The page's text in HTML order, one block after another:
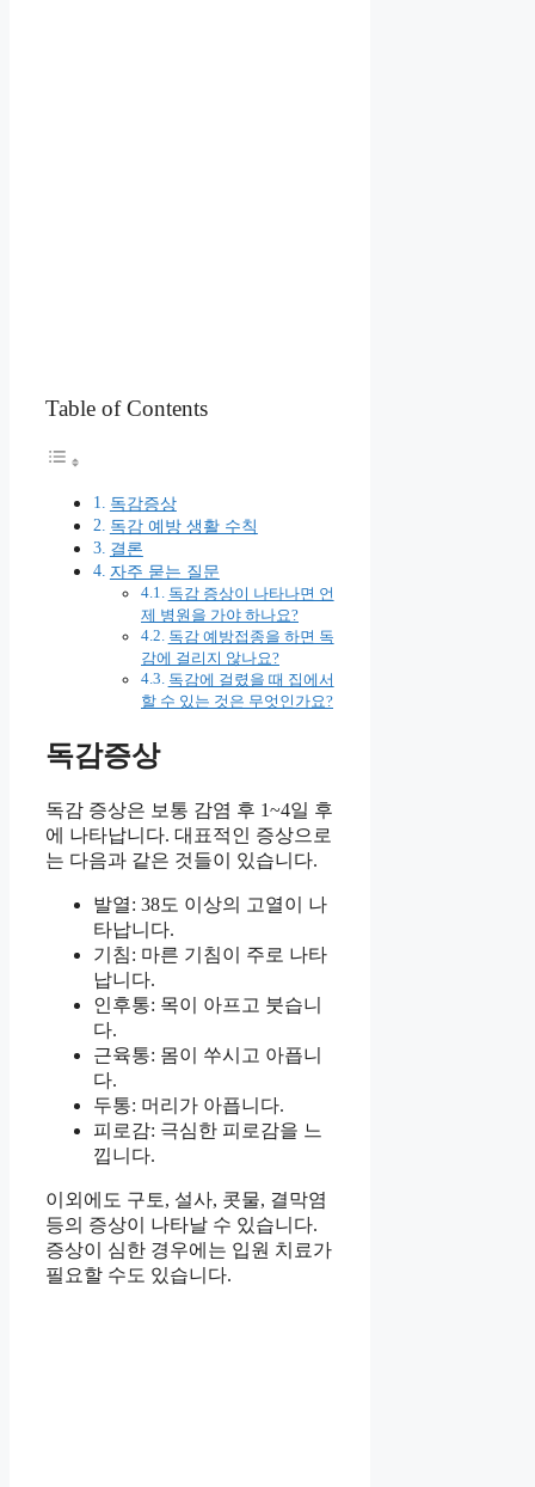
Table of Contents
독감증상
독감 예방 생활 수칙
결론
자주 묻는 질문
독감 증상이 나타나면 언
제 병원을 가야 하나요?
독감 예방접종을 하면 독
감에 걸리지 않나요?
독감에 걸렸을 때 집에서
할 수 있는 것은 무엇인가요?
독감증상
독감 증상은 보통 감염 후 1~4일 후
에 나타납니다. 대표적인 증상으로
는 다음과 같은 것들이 있습니다.
발열: 38도 이상의 고열이 나
타납니다.
기침: 마른 기침이 주로 나타
납니다.
인후통: 목이 아프고 붓습니
다.
근육통: 몸이 쑤시고 아픕니
다.
두통: 머리가 아픕니다.
피로감: 극심한 피로감을 느
낍니다.
이외에도 구토, 설사, 콧물, 결막염
등의 증상이 나타날 수 있습니다.
증상이 심한 경우에는 입원 치료가
필요할 수도 있습니다.